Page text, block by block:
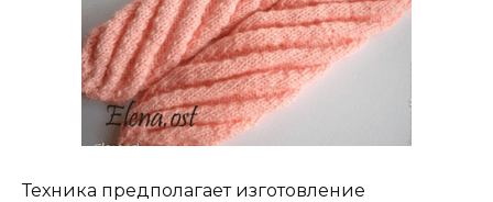
Техника предполагает изготовление